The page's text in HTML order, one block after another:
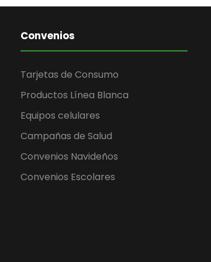
Convenios
Tarjetas de Consumo
Productos Línea Blanca
Equipos celulares
Campañas de Salud
Convenios Navideños
Convenios Escolares